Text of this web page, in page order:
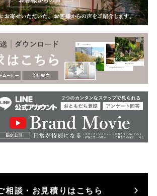
相談・お見積りはこちら